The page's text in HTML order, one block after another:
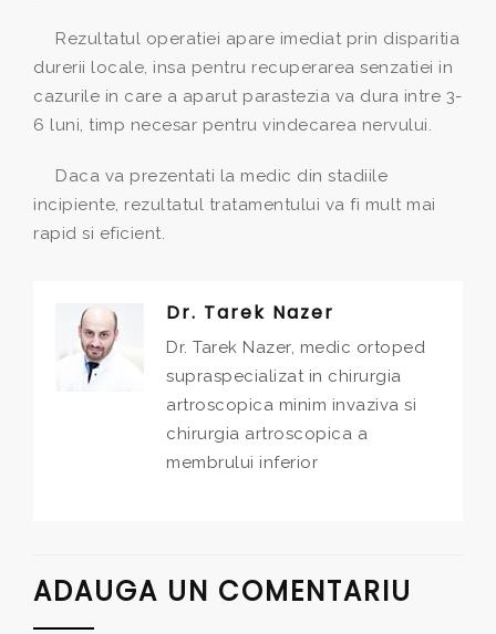
Rezultatul operatiei apare imediat prin disparitia
durerii locale, insa pentru recuperarea senzatiei in
cazurile in care a aparut parastezia va dura intre 3-
6 luni, timp necesar pentru vindecarea nervului.
Daca va prezentati la medic din stadiile
incipiente, rezultatul tratamentului va fi mult mai
rapid si eficient.
Dr. Tarek Nazer
Dr. Tarek Nazer, medic ortoped
supraspecializat in chirurgia
artroscopica minim invaziva si
chirurgia artroscopica a
membrului inferior
ADAUGA UN COMENTARIU